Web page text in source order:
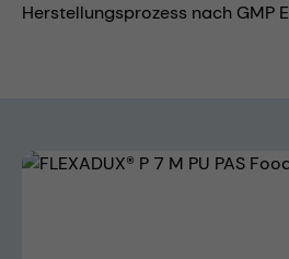
Herstellungsprozess nach GMP
Bildergalerie überspringen